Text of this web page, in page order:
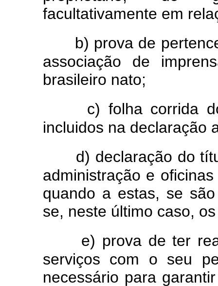
facultativamente em
b) prova de
associação de
brasileiro nato;
c) folha corrida
incluidos na declaração
d) declaração do
administração e
quando a estas, se
se, neste último caso,
e) prova de ter
serviços com o seu
necessário para